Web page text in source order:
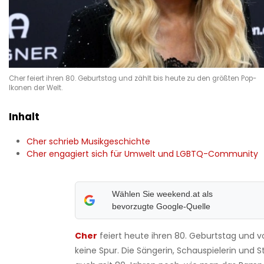
Cher feiert ihren 80. Geburtstag und zählt bis heute zu den größten Pop-
Ikonen der Welt.
Inhalt
Cher schrieb Musikgeschichte
Cher engagiert sich für Umwelt und LGBTQ-Community
Wählen Sie weekend.at als
bevorzugte Google-Quelle
Cher feiert heute ihren 80. Geburtstag und
keine Spur. Die Sängerin, Schauspielerin und